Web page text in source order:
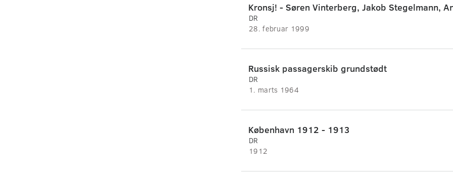
Kronsj! - Søren Vinterberg, Jakob Stegelmann,
DR
28. februar 1999
Russisk passagerskib grundstødt
DR
1. marts 1964
København 1912 - 1913
DR
1912